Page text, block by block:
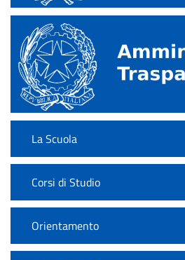
La Scuola
Corsi di Studio
Orientamento